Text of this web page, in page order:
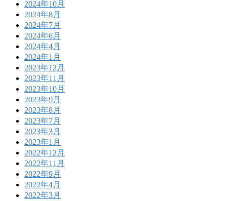
2024年10月
2024年8月
2024年7月
2024年6月
2024年4月
2024年1月
2023年12月
2023年11月
2023年10月
2023年9月
2023年8月
2023年7月
2023年3月
2023年1月
2022年12月
2022年11月
2022年9月
2022年4月
2022年3月